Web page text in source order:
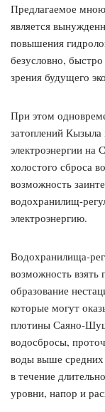
Предлагаемое мною
является
повышения
безусловно,
зрения будущего
При этом
затоплений
электроэнергии
холостого сброса
возможность
водохранилищ-
электроэнергию.
Водохранилища-
возможность взять
образование
которые могут
плотины Саяно-
водосбросы,
воды выше средних
в течение
уровни, напор и